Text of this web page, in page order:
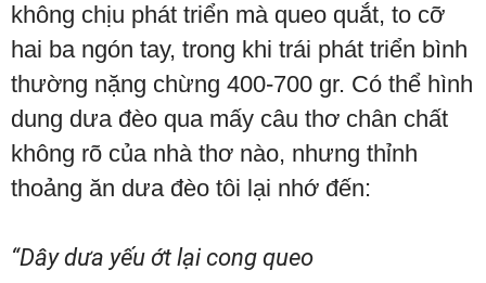
không chịu phát triển mà queo quắt, to cỡ
hai ba ngón tay, trong khi trái phát triển bình
thường nặng chừng 400-700 gr. Có thể hình
dung dưa đèo qua mấy câu thơ chân chất
không rõ của nhà thơ nào, nhưng thỉnh
thoảng ăn dưa đèo tôi lại nhớ đến:
“Dây dưa yếu ớt lại cong queo